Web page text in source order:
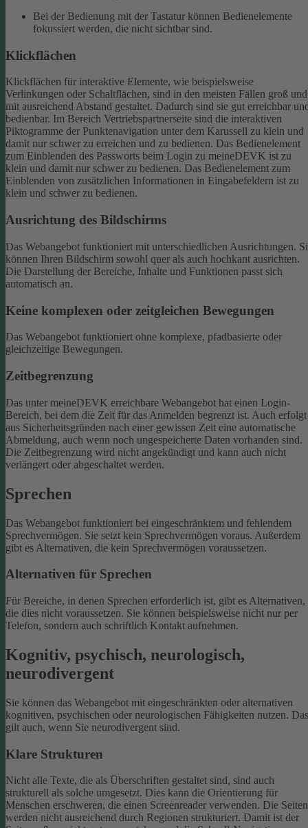
Bei der Bedienung mit der Tastatur können Bedienelemente
fokussiert werden, die nicht sichtbar sind.
Klickflächen
Klickflächen für interaktive Elemente, wie beispielsweise
Verlinkungen oder Schaltflächen, sind in den meisten Fällen groß und
mit ausreichend Abstand gestaltet. Dadurch sind sie gut erreichbar
bedienbar. Im Bereich Vertriebspartnerseite sind die interaktiven
Piktogramme der Punktenavigation unter dem Karussell zu klein und
damit nur schwer zu erreichen und zu bedienen. Das Bedienelement
zum Einblenden des Passworts beim Login zu meineDEVK ist zu
klein und damit nur schwer zu bedienen. Das Bedienelement zum
Einblenden von zusätzlichen Informationen in Eingabefeldern ist zu
klein und schwer zu bedienen.
Ausrichtung des Bildschirms
Das Webangebot funktioniert mit unterschiedlichen Ausrichtungen.
können Ihren Bildschirm sowohl quer als auch hochkant ausrichten.
Die Darstellung der Bereiche, Inhalte und Funktionen passt sich
automatisch an.
Keine komplexen oder zeitgleichen Bewegungen
Das Webangebot funktioniert ohne komplexe, pfadbasierte oder
gleichzeitige Bewegungen.
Zeitbegrenzung
Das unter meineDEVK erreichbare Webangebot hat einen Login-
Bereich, bei dem die Zeit für das Anmelden begrenzt ist. Auch erfolgt
aus Sicherheitsgründen nach einer gewissen Zeit eine automatische
Abmeldung, auch wenn noch ungespeicherte Daten vorhanden sind.
Die Zeitbegrenzung wird nicht angekündigt und kann auch nicht
verlängert oder abgeschaltet werden.
Sprechen
Das Webangebot funktioniert bei eingeschränktem und fehlendem
Sprechvermögen. Sie setzt kein Sprechvermögen voraus. Außerdem
gibt es Alternativen, die kein Sprechvermögen voraussetzen.
Alternativen für Sprechen
Für Bereiche, in denen Sprechen erforderlich ist, gibt es Alternativen,
die dies nicht voraussetzen. Sie können beispielsweise nicht nur per
Telefon, sondern auch schriftlich Kontakt aufnehmen.
Kognitiv, psychisch, neurologisch,
neurodivergent
Sie können das Webangebot mit eingeschränkten oder alternativen
kognitiven, psychischen oder neurologischen Fähigkeiten nutzen. Das
gilt auch, wenn Sie neurodivergent sind.
Klare Strukturen
Nicht alle Texte, die als Überschriften gestaltet sind, sind auch
strukturell als solche umgesetzt. Dies kann die Orientierung für
Menschen erschweren, die einen Screenreader verwenden. Die Seiten
werden nicht ausreichend durch Regionen strukturiert. Damit ist der